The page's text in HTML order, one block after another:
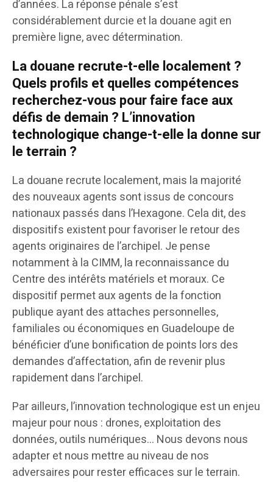
d’années. La réponse pénale s’est
considérablement durcie et la douane agit en
première ligne, avec détermination.
La douane recrute-t-elle localement ?
Quels profils et quelles compétences
recherchez-vous pour faire face aux
défis de demain ? L’innovation
technologique change-t-elle la donne sur
le terrain ?
La douane recrute localement, mais la majorité
des nouveaux agents sont issus de concours
nationaux passés dans l’Hexagone. Cela dit, des
dispositifs existent pour favoriser le retour des
agents originaires de l’archipel. Je pense
notamment à la CIMM, la reconnaissance du
Centre des intérêts matériels et moraux. Ce
dispositif permet aux agents de la fonction
publique ayant des attaches personnelles,
familiales ou économiques en Guadeloupe de
bénéficier d’une bonification de points lors des
demandes d’affectation, afin de revenir plus
rapidement dans l’archipel.
Par ailleurs, l’innovation technologique est un enjeu
majeur pour nous : drones, exploitation des
données, outils numériques… Nous devons nous
adapter et nous mettre au niveau de nos
adversaires pour rester efficaces sur le terrain.